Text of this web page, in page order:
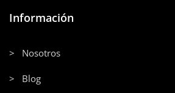
Información
> Nosotros
> Blog